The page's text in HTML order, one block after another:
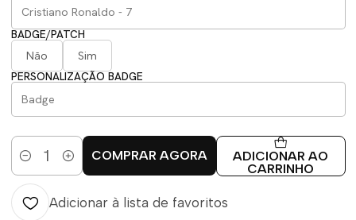
BADGE/PATCH
Não
Sim
PERSONALIZAÇÃO BADGE
Quantidade
ADICIONAR AO
CARRINHO
COMPRAR AGORA
Adicionar à lista de favoritos